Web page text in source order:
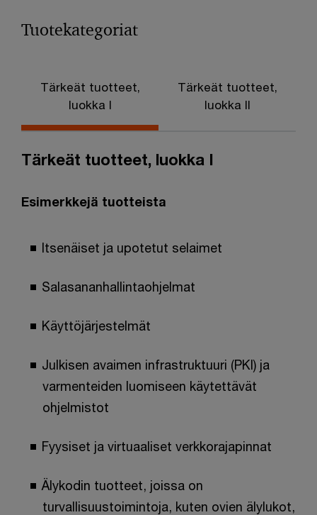
Tuotekategoriat
Tärkeät tuotteet,
luokka I
Tärkeät tuotteet,
luokka II
Tärkeät tuotteet, luokka I
Esimerkkejä tuotteista
Itsenäiset ja upotetut selaimet
Salasananhallintaohjelmat
Käyttöjärjestelmät
Julkisen avaimen infrastruktuuri (PKI) ja
varmenteiden luomiseen käytettävät
ohjelmistot
Fyysiset ja virtuaaliset verkkorajapinnat
Älykodin tuotteet, joissa on
turvallisuustoimintoja, kuten ovien älylukot,